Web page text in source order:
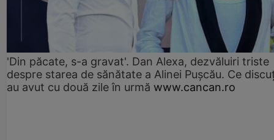
'Din păcate, s-a gravat'. Dan Alexa, dezvăluiri triste
despre starea de sănătate a Alinei Pușcău. Ce
au avut cu două zile în urmă www.cancan.ro